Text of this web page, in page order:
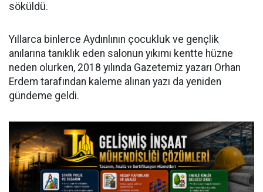
söküldü.
Yıllarca binlerce Aydınlının çocukluk ve gençlik
anılarına tanıklık eden salonun yıkımı kentte hüzne
neden olurken, 2018 yılında Gazetemiz yazarı Orhan
Erdem tarafından kaleme alınan yazı da yeniden
gündeme geldi.